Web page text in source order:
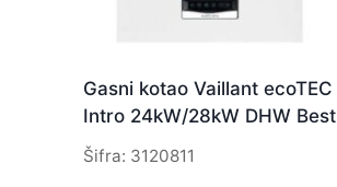
Gasni kotao Vaillant ecoTEC
Intro 24kW/28kW DHW Best
Šifra: 3120811